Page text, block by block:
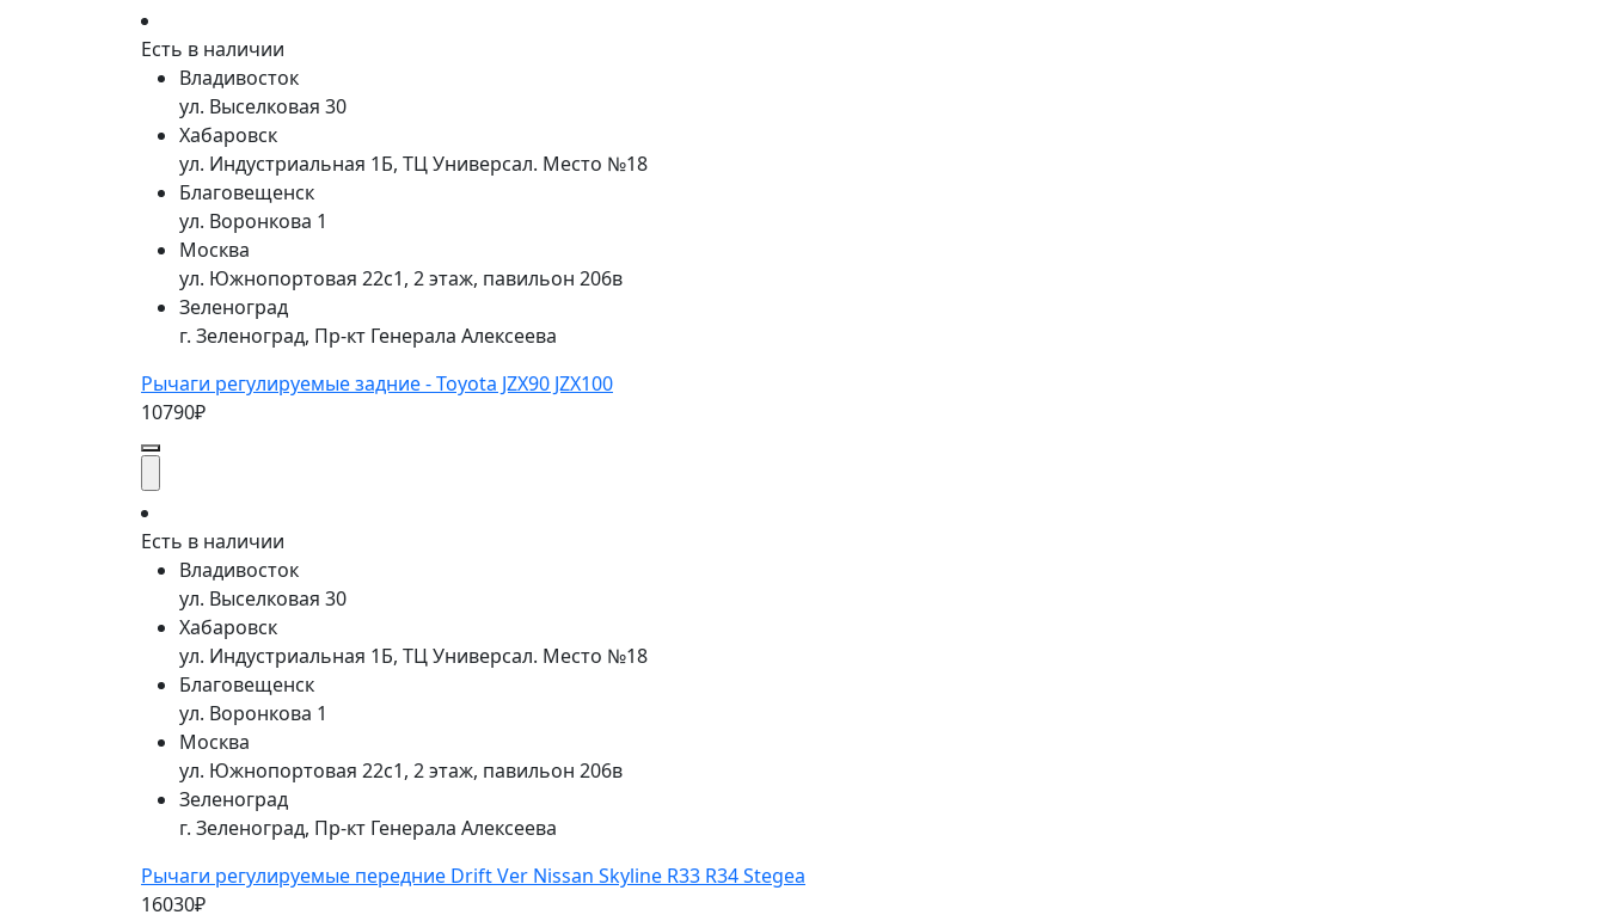
Есть в наличии
Владивосток
ул. Выселковая 30
Хабаровск
ул. Индустриальная 1Б, ТЦ Универсал. Место №18
Благовещенск
ул. Воронкова 1
Москва
ул. Южнопортовая 22с1, 2 этаж, павильон 206в
Зеленоград
г. Зеленоград, Пр-кт Генерала Алексеева
Рычаги регулируемые задние - Toyota JZX90 JZX100
10790₽
Есть в наличии
Владивосток
ул. Выселковая 30
Хабаровск
ул. Индустриальная 1Б, ТЦ Универсал. Место №18
Благовещенск
ул. Воронкова 1
Москва
ул. Южнопортовая 22с1, 2 этаж, павильон 206в
Зеленоград
г. Зеленоград, Пр-кт Генерала Алексеева
Рычаги регулируемые передние Drift Ver Nissan Skyline R33 R34 Stegea
16030₽